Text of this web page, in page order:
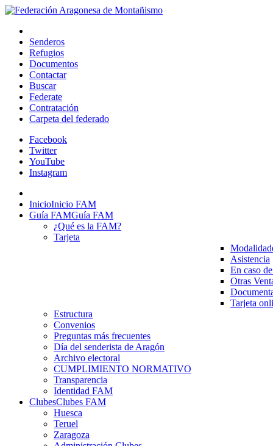
Senderos
Refugios
Documentos
Contactar
Buscar
Federate
Contratación
Carpeta del federado
Facebook
Twitter
YouTube
Instagram
InicioInicio FAM
Guía FAMGuía FAM
¿Qué es la FAM?
Tarjeta
Asistencia
En caso
Otras
Tarjeta
Estructura
Convenios
Preguntas más frecuentes
Día del senderista de Aragón
Archivo electoral
CUMPLIMIENTO NORMATIVO
Transparencia
Identidad FAM
ClubesClubes FAM
Huesca
Teruel
Zaragoza